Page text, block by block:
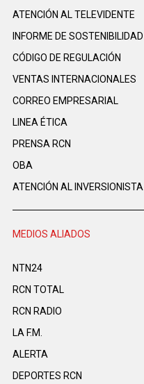
ATENCIÓN AL TELEVIDENTE
INFORME DE SOSTENIBILIDAD
CÓDIGO DE REGULACIÓN
VENTAS INTERNACIONALES
CORREO EMPRESARIAL
LINEA ÉTICA
PRENSA RCN
OBA
ATENCIÓN AL INVERSIONISTA
MEDIOS ALIADOS
NTN24
RCN TOTAL
RCN RADIO
LA F.M.
ALERTA
DEPORTES RCN